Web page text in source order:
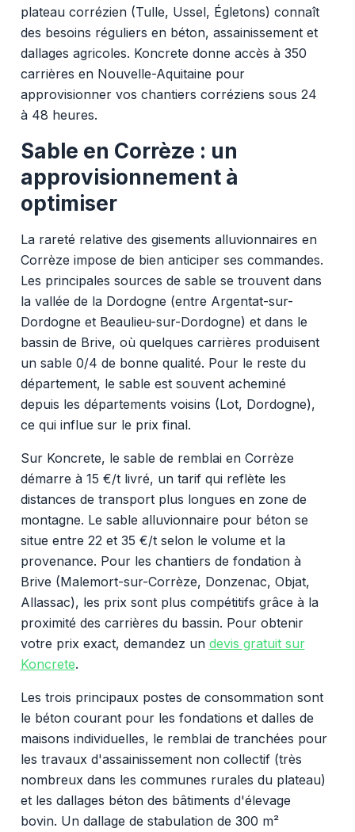
plateau corrézien (Tulle, Ussel, Égletons) connaît
des besoins réguliers en béton, assainissement et
dallages agricoles. Koncrete donne accès à 350
carrières en Nouvelle-Aquitaine pour
approvisionner vos chantiers corréziens sous 24
à 48 heures.
Sable en Corrèze : un
approvisionnement à
optimiser
La rareté relative des gisements alluvionnaires en
Corrèze impose de bien anticiper ses commandes.
Les principales sources de sable se trouvent dans
la vallée de la Dordogne (entre Argentat-sur-
Dordogne et Beaulieu-sur-Dordogne) et dans le
bassin de Brive, où quelques carrières produisent
un sable 0/4 de bonne qualité. Pour le reste du
département, le sable est souvent acheminé
depuis les départements voisins (Lot, Dordogne),
ce qui influe sur le prix final.
Sur Koncrete, le sable de remblai en Corrèze
démarre à 15 €/t livré, un tarif qui reflète les
distances de transport plus longues en zone de
montagne. Le sable alluvionnaire pour béton se
situe entre 22 et 35 €/t selon le volume et la
provenance. Pour les chantiers de fondation à
Brive (Malemort-sur-Corrèze, Donzenac, Objat,
Allassac), les prix sont plus compétitifs grâce à la
proximité des carrières du bassin. Pour obtenir
votre prix exact, demandez un devis gratuit sur
Koncrete.
Les trois principaux postes de consommation sont
le béton courant pour les fondations et dalles de
maisons individuelles, le remblai de tranchées pour
les travaux d'assainissement non collectif (très
nombreux dans les communes rurales du plateau)
et les dallages béton des bâtiments d'élevage
bovin. Un dallage de stabulation de 300 m²